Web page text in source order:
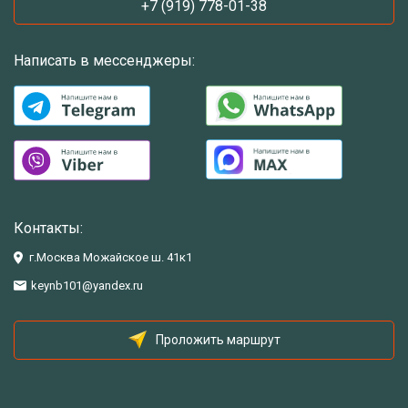
+7 (919) 778-01-38
Написать в мессенджеры:
Контакты:
г.Москва Можайское ш. 41к1
keynb101@yandex.ru
Проложить маршрут